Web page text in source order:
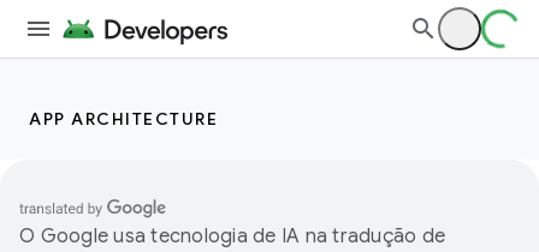
APP ARCHITECTURE
O Google usa tecnologia de IA na tradução de